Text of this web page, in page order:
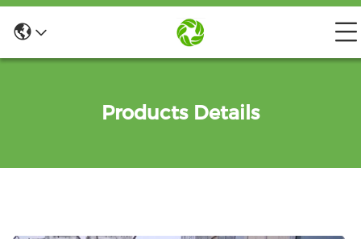
Products Details